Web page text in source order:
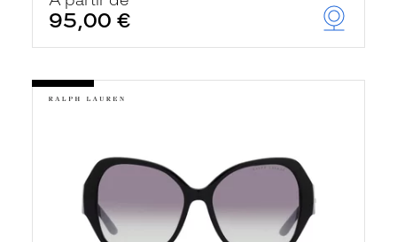
95,00 €